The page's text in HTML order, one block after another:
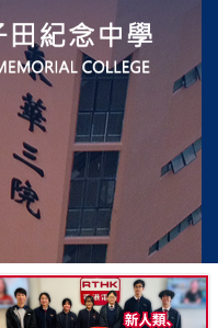
會2026屯門區傑出學生選舉
STEM教育卓師工作室「香港
會2026 ─ 屹立不倒」